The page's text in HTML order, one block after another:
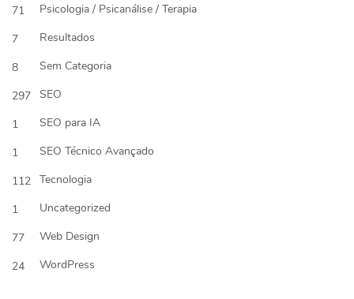
71
Psicologia / Psicanálise / Terapia
7
Resultados
8
Sem Categoria
297 SEO
1
SEO para IA
1
SEO Técnico Avançado
112 Tecnologia
1
Uncategorized
77
Web Design
24
WordPress